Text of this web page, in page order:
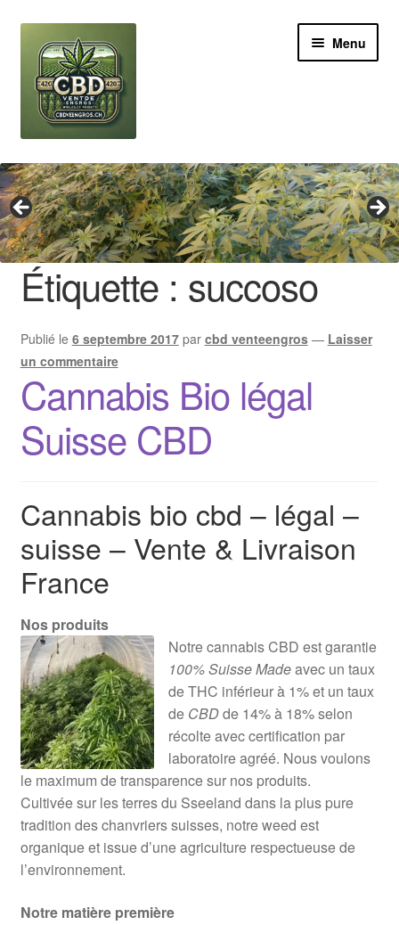
navigation
contenu
Menu
Revendeur
Grossiste Cannabis CBD
Huile de CBD
Boutures de CBD
Contact
Étiquette : succoso
Publié le 6 septembre 2017 par cbd venteengros — Laisser
un commentaire
Cannabis Bio légal
Suisse CBD
Cannabis bio cbd – légal –
suisse – Vente & Livraison
France
Nos produits
Notre cannabis CBD est garantie
100% Suisse Madeavec un taux
de THC inférieur à 1% et un taux
deCBDde 14% à 18% selon
récolte avec certification par
laboratoire agréé. Nous voulons
le maximum de transparence sur nos produits.
Cultivée sur les terres du Sseeland dans la plus pure
tradition des chanvriers suisses, notre weed est
organique et issue d’une agriculture respectueuse de
l’environnement.
Notre matière première